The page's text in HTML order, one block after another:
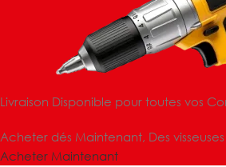
Livraison Disponible pour toutes vos
Acheter dés Maintenant, Des
Acheter Maintenant